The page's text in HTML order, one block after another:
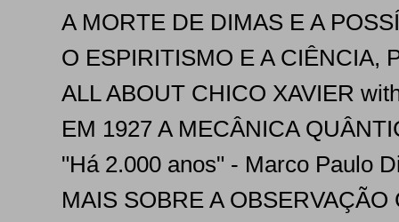
A MORTE DE DIMAS E A
O ESPIRITISMO E A CIÊNCIA,
ALL ABOUT CHICO XAVIER
EM 1927 A MECÂNICA
"Há 2.000 anos" - Marco Paulo
MAIS SOBRE A